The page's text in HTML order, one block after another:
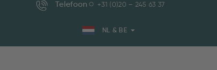
Telefoon +31 (0)20 – 245 63 37
NL & BE